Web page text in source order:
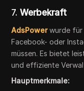
7.Werbekraft
AdsPowerwurde für
Facebook- oder
müssen. Es bietet
und effiziente
Hauptmerkmale: